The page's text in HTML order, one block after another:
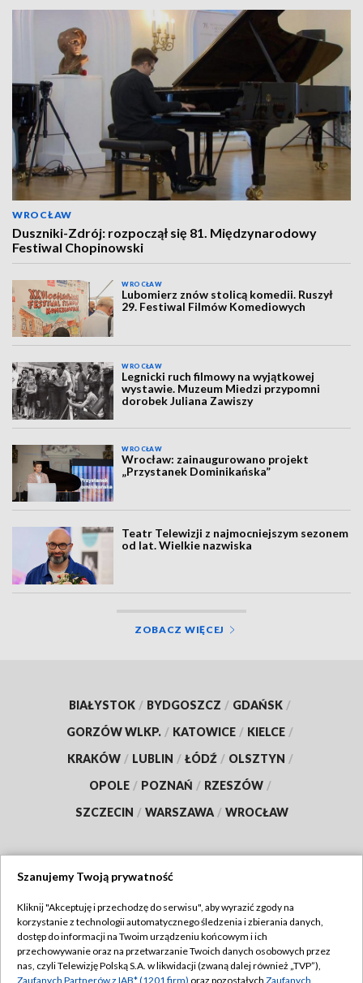
WROCŁAW
Duszniki-Zdrój: rozpoczął się 81. Międzynarodowy
Festiwal Chopinowski
WROCŁAW
Lubomierz znów stolicą komedii. Ruszył
29. Festiwal Filmów Komediowych
WROCŁAW
Legnicki ruch filmowy na wyjątkowej
wystawie. Muzeum Miedzi przypomni
dorobek Juliana Zawiszy
WROCŁAW
Wrocław: zainaugurowano projekt
„Przystanek Dominikańska”
Teatr Telewizji z najmocniejszym sezonem
od lat. Wielkie nazwiska
ZOBACZ WIĘCEJ
BIAŁYSTOK / BYDGOSZCZ / GDAŃSK /
GORZÓW WLKP. / KATOWICE / KIELCE /
KRAKÓW / LUBLIN / ŁÓDŹ / OLSZTYN /
OPOLE / POZNAŃ / RZESZÓW /
SZCZECIN / WARSZAWA / WROCŁAW
TVP
Abonament TVP
Emisja w TVP
Regulamin TVP
Szanujemy Twoją prywatność
Kliknij "Akceptuję i przechodzę do serwisu", aby wyrazić zgody na
korzystanie z technologii automatycznego śledzenia i zbierania danych,
dostęp do informacji na Twoim urządzeniu końcowym i ich
przechowywanie oraz na przetwarzanie Twoich danych osobowych przez
nas, czyli Telewizję Polską S.A. w likwidacji (zwaną dalej również „TVP”),
Zaufanych Partnerów z IAB* (1201 firm) oraz pozostałych Zaufanych